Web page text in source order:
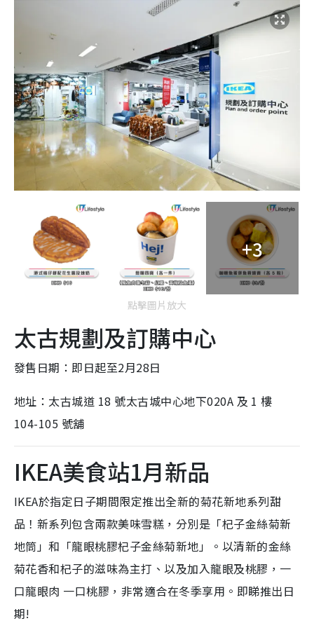
+3
點擊圖片放大
太古規劃及訂購中心
發售日期：即日起至2月28日
地址：太古城道 18 號太古城中心地下020A 及 1 樓
104-105 號舖
IKEA美食站1月新品
IKEA於指定日子期間限定推出全新的菊花新地系列甜
品！新系列包含兩款美味雪糕，分別是「杞子金絲菊新
地筒」和「龍眼桃膠杞子金絲菊新地」。以清新的金絲
菊花香和杞子的滋味為主打、以及加入龍眼及桃膠，一
口龍眼肉 一口桃膠，非常適合在冬季享用。即睇推出日
期!